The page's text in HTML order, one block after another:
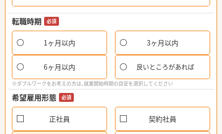
転職時期 必須
1ヶ月以内 3ヶ月以内
6ヶ月以内 良いところがあれば
※ダブルワークをお考えの方は、就業開始時期の目安を選択してください
希望雇用形態 必須
正社員 契約社員